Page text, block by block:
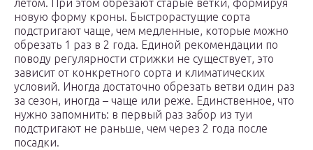
летом. При этом обрезают старые ветки, формируя
новую форму кроны. Быстрорастущие сорта
подстригают чаще, чем медленные, которые можно
обрезать 1 раз в 2 года. Единой рекомендации по
поводу регулярности стрижки не существует, это
зависит от конкретного сорта и климатических
условий. Иногда достаточно обрезать ветви один раз
за сезон, иногда – чаще или реже. Единственное, что
нужно запомнить: в первый раз забор из туи
подстригают не раньше, чем через 2 года после
посадки.